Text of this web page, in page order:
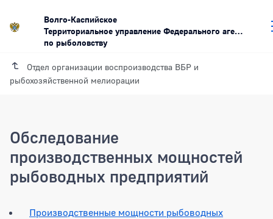
Волго-Каспийское
Территориальное управление Федерального агентства
по рыболовству
Отдел организации воспроизводства ВБР и
рыбохозяйственной мелиорации
Обследование
производственных мощностей
рыбоводных предприятий
Производственные мощности рыбоводных